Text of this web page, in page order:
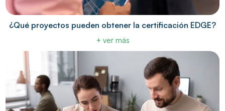
¿Qué proyectos pueden obtener la certificación EDGE?
+ ver más